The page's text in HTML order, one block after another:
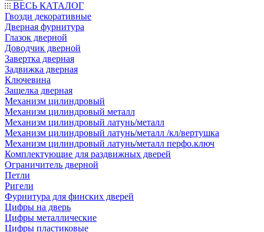
ВЕСЬ КАТАЛОГ
Гвозди декоративные
Дверная фурнитура
Глазок дверной
Доводчик дверной
Завертка дверная
Задвижка дверная
Ключевина
Защелка дверная
Механизм цилиндровый
Механизм цилиндровый металл
Механизм цилиндровый латунь/металл
Механизм цилиндровый латунь/металл /кл/вертушка
Механизм цилиндровый латунь/металл перфо.ключ
Комплектующие для раздвижных дверей
Ограничитель дверной
Петли
Ригели
Фурнитура для финских дверей
Цифры на дверь
Цифры металлические
Цифры пластиковые